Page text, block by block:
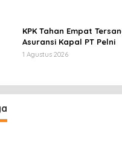
KPK Tahan Empat
Asuransi Kapal PT Pelni
1 Agustus 2026